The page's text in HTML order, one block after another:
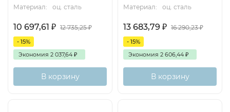
Материал:
оц. сталь
10 697,61 ₽ 12 735,25₽
- 15%
Экономия 2 037,64 ₽
В корзину
Материал:
оц. сталь
13 683,79 ₽ 16 290,23₽
- 15%
Экономия 2 606,44 ₽
В корзину